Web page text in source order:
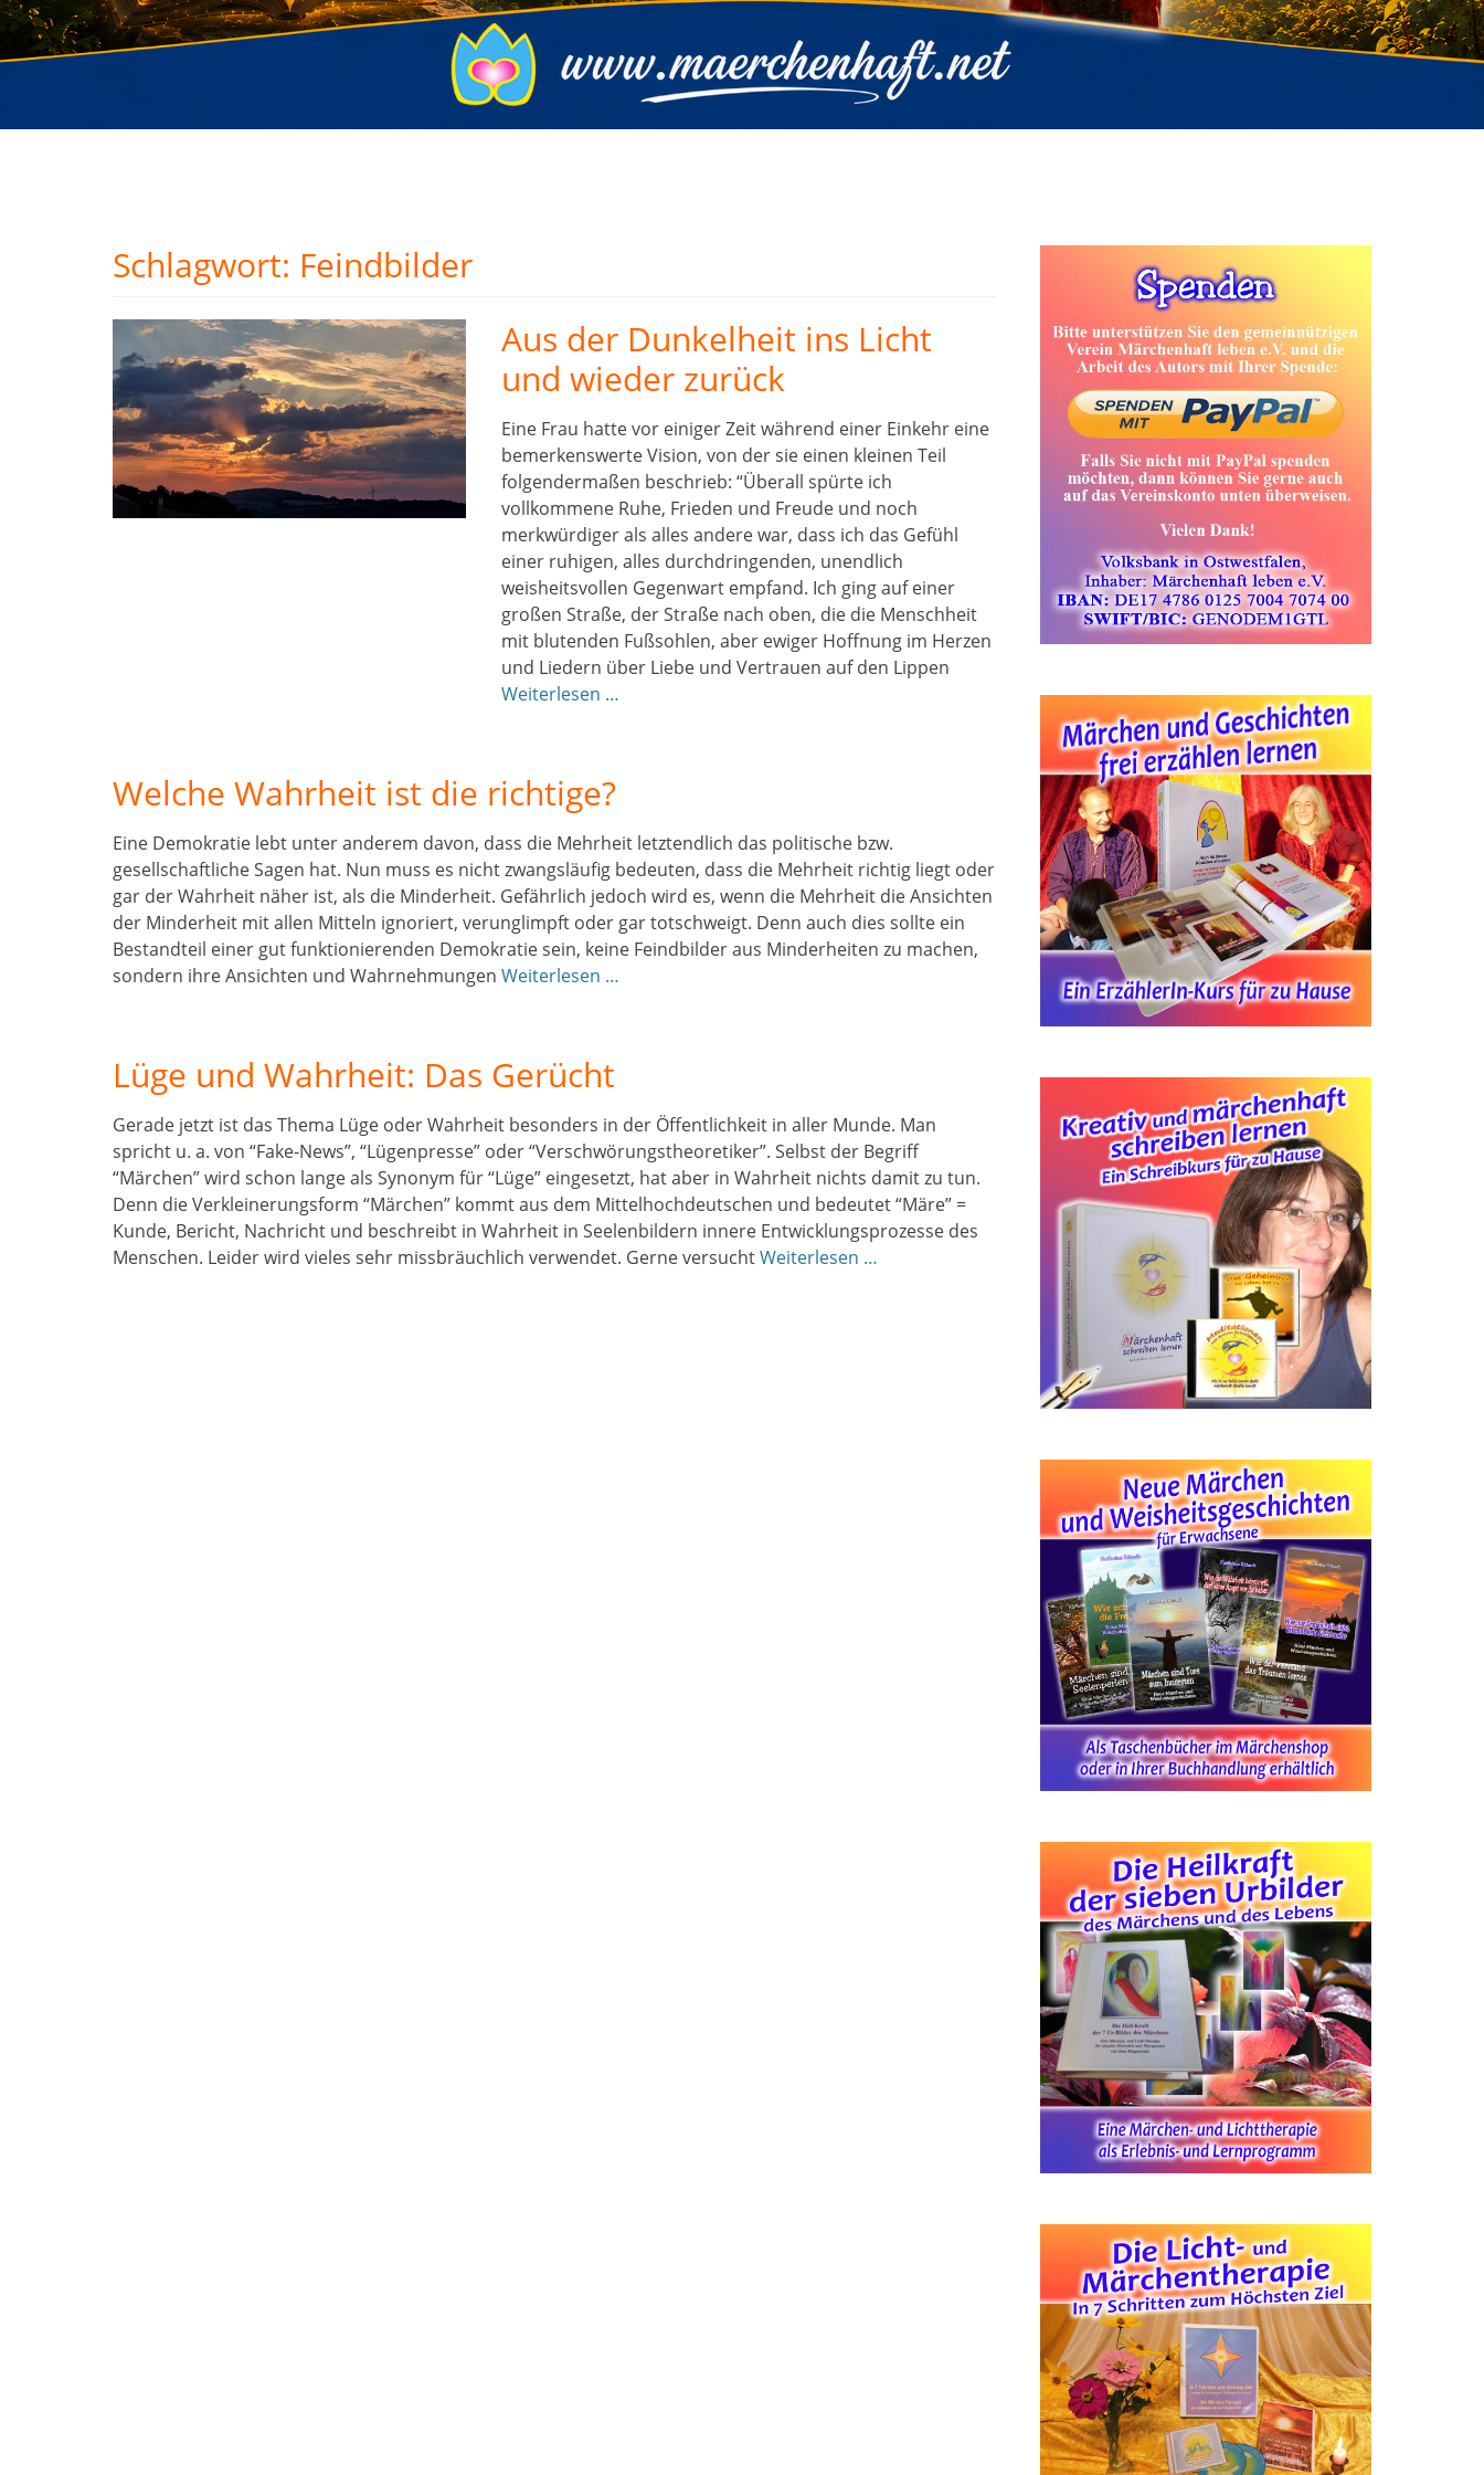
Schlagwort: Feindbilder
Aus der Dunkelheit ins Licht
und wieder zurück
Eine Frau hatte vor einiger Zeit während einer Einkehr eine
bemerkenswerte Vision, von der sie einen kleinen Teil
folgendermaßen beschrieb: “Überall spürte ich
vollkommene Ruhe, Frieden und Freude und noch
merkwürdiger als alles andere war, dass ich das Gefühl
einer ruhigen, alles durchdringenden, unendlich
weisheitsvollen Gegenwart empfand. Ich ging auf einer
großen Straße, der Straße nach oben, die die Menschheit
mit blutenden Fußsohlen, aber ewiger Hoffnung im Herzen
und Liedern über Liebe und Vertrauen auf den Lippen
Weiterlesen …
Welche Wahrheit ist die richtige?
Eine Demokratie lebt unter anderem davon, dass die Mehrheit letztendlich das politische bzw.
gesellschaftliche Sagen hat. Nun muss es nicht zwangsläufig bedeuten, dass die Mehrheit richtig liegt oder
gar der Wahrheit näher ist, als die Minderheit. Gefährlich jedoch wird es, wenn die Mehrheit die Ansichten
der Minderheit mit allen Mitteln ignoriert, verunglimpft oder gar totschweigt. Denn auch dies sollte ein
Bestandteil einer gut funktionierenden Demokratie sein, keine Feindbilder aus Minderheiten zu machen,
sondern ihre Ansichten und Wahrnehmungen Weiterlesen …
Lüge und Wahrheit: Das Gerücht
Gerade jetzt ist das Thema Lüge oder Wahrheit besonders in der Öffentlichkeit in aller Munde. Man
spricht u. a. von “Fake-News”, “Lügenpresse” oder “Verschwörungstheoretiker”. Selbst der Begriff
“Märchen” wird schon lange als Synonym für “Lüge” eingesetzt, hat aber in Wahrheit nichts damit zu tun.
Denn die Verkleinerungsform “Märchen” kommt aus dem Mittelhochdeutschen und bedeutet “Märe” =
Kunde, Bericht, Nachricht und beschreibt in Wahrheit in Seelenbildern innere Entwicklungsprozesse des
Menschen. Leider wird vieles sehr missbräuchlich verwendet. Gerne versuchtWeiterlesen …